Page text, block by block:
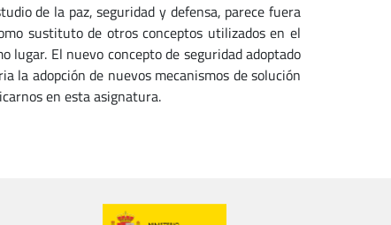
de la paz, seguridad y defensa, parece fuera
sustituto de otros conceptos utilizados en el
lugar. El nuevo concepto de seguridad adoptado
la adopción de nuevos mecanismos de solución
en esta asignatura.